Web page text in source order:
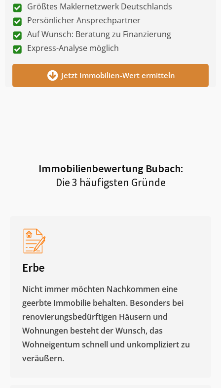
Größtes Maklernetzwerk Deutschlands
Persönlicher Ansprechpartner
Auf Wunsch: Beratung zu Finanzierung
Express-Analyse möglich
Jetzt Immobilien-Wert ermitteln
Immobilienbewertung Bubach:
Die 3 häufigsten Gründe
Erbe
Nicht immer möchten Nachkommen eine
geerbte Immobilie behalten. Besonders bei
renovierungsbedürftigen Häusern und
Wohnungen besteht der Wunsch, das
Wohneigentum schnell und unkompliziert zu
veräußern. ​